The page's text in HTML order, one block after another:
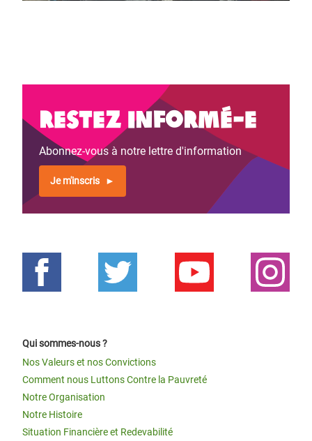
Restez informé-e
Abonnez-vous à notre lettre d'information
Je m'inscris
Qui sommes-nous ?
Nos Valeurs et nos Convictions
Comment nous Luttons Contre la Pauvreté
Notre Organisation
Notre Histoire
Situation Financière et Redevabilité